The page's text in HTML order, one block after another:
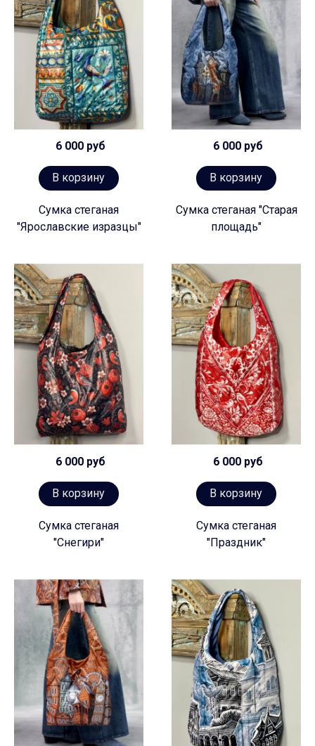
6 000 руб
В корзину
Сумка стеганая
"Ярославские изразцы"
6 000 руб
В корзину
Сумка стеганая "Старая
площадь"
6 000 руб
В корзину
Сумка стеганая
"Снегири"
6 000 руб
В корзину
Сумка стеганая
"Праздник"